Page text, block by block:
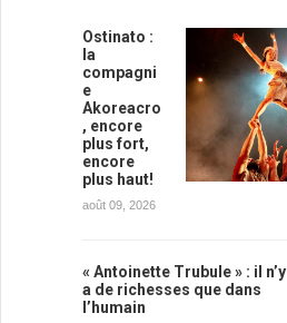
Ostinato :
la
compagni
e
Akoreacro
, encore
plus fort,
encore
plus haut!
août 09, 2026
« Antoinette Trubule » : il n’y
a de richesses que dans
l’humain